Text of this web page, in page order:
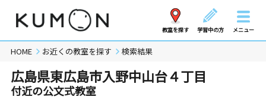
教室を探す 学習中の方 メニュー
HOME お近くの教室を探す 検索結果
広島県東広島市入野中山台４丁目
付近の公文式教室